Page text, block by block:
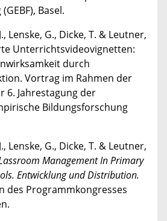
Basel.
Lenske, G., Dicke, T. & Leutner,
Unterrichtsvideovignetten:
durch
Vortrag im Rahmen der
6. Jahrestagung der
Bildungsforschung
Lenske, G., Dicke, T. & Leutner,
Management In Primary
Entwicklung und Distribution.
des Programmkongresses